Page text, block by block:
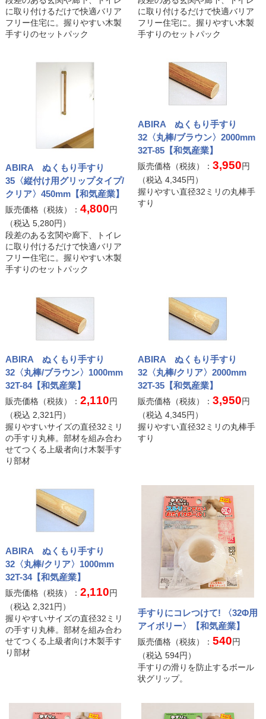
に取り付けるだけで快適バリア
フリー住宅に。握りやすい木製
手すりのセットパック
に取り付けるだけで快適バリア
フリー住宅に。握りやすい木製
手すりのセットパック
ABIRA ぬくもり手すり
35〈縦付け用グリップタイプ/
クリア〉450mm【和気産業】
販売価格（税抜）： 4,800円
（税込 5,280円）
段差のある玄関や廊下、トイレ
に取り付けるだけで快適バリア
フリー住宅に。握りやすい木製
手すりのセットパック
ABIRA ぬくもり手すり
32〈丸棒/ブラウン〉2000mm
32T-85【和気産業】
販売価格（税抜）：3,950円
（税込4,345円）
握りやすい直径32ミリの丸棒手
すり
ABIRA ぬくもり手すり
32〈丸棒/ブラウン〉1000mm
32T-84【和気産業】
販売価格（税抜）： 2,110円
（税込 2,321 円）
握りやすいサイズの直径32ミリ
の手すり丸棒。部材を組み合わ
せてつくる上級者向け木製手す
り部材
ABIRA ぬくもり手すり
32〈丸棒/クリア〉2000mm
32T-35【和気産業】
販売価格（税抜）：3,950円
（税込4,345円）
握りやすい直径32ミリの丸棒手
すり
ABIRA ぬくもり手すり
32〈丸棒/クリア〉1000mm
32T-34【和気産業】
販売価格（税抜）： 2,110円
（税込 2,321 円）
握りやすいサイズの直径32ミリ
の手すり丸棒。部材を組み合わ
せてつくる上級者向け木製手す
り部材
手すりにコレつけて! 〈32Φ用
アイボリー〉【和気産業】
販売価格（税抜）：540円
（税込594円）
手すりの滑りを防止するボール
状グリップ。